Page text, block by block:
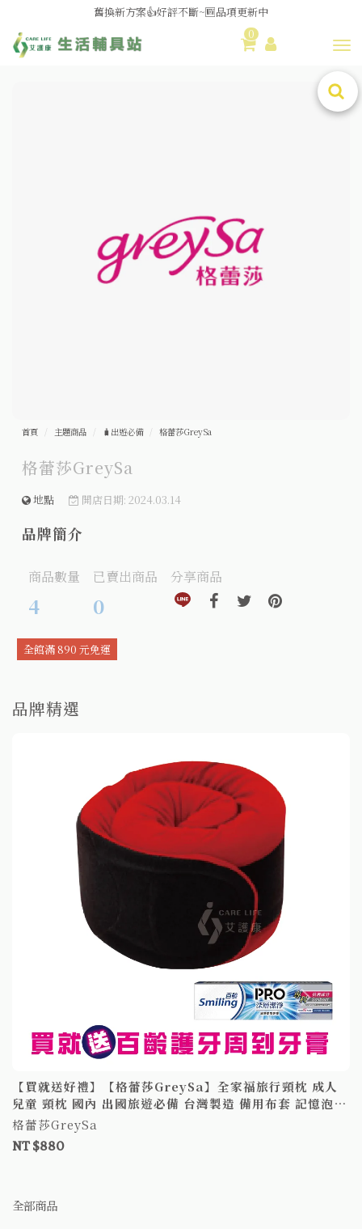
舊換新方案👍好評不斷~🆕品項更新中
😆備餐原來可以這麼輕鬆🎌KEWPIE介護食🍱營養均衡
0
首頁 主題商品 🧳出遊必備 格蕾莎GreySa
格蕾莎GreySa
地點 開店日期: 2024.03.14
品牌簡介
商品數量
4
已賣出商品
0
分享商品
分享到line(另開視窗)
分享到facebook(另開視窗)
分享到twitter(另開視
分享到
全館滿 890 元免運
品牌精選
【買就送好禮】【格蕾莎GreySa】全家福旅行頸枕 成人
兒童 頸枕 國內 出國旅遊必備 台灣製造 備用布套 記憶泡綿
純棉
格蕾莎GreySa
NT $880
全部商品